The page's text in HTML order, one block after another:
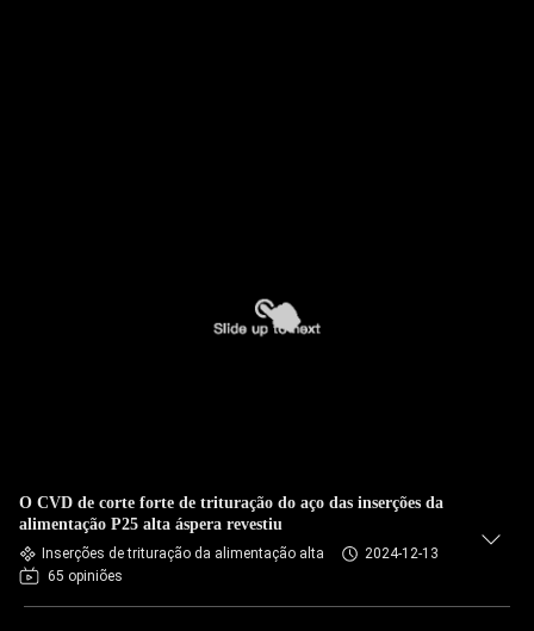
O CVD de corte forte de trituração do aço das inserções da
alimentação P25 alta áspera revestiu
Inserções de trituração da alimentação alta
2024-12-13
65 opiniões